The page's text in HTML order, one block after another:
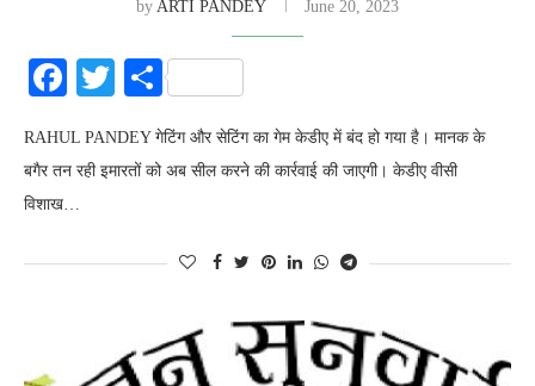
by ARTI PANDEY June 20, 2023
Facebook
Twitter
Share
RAHUL PANDEY गेटिंग और सेटिंग का गेम केडीए में बंद हो गया है। मानक के
बगैर तन रही इमारतों को अब सील करने की कार्रवाई की जाएगी। केडीए वीसी
विशाख…